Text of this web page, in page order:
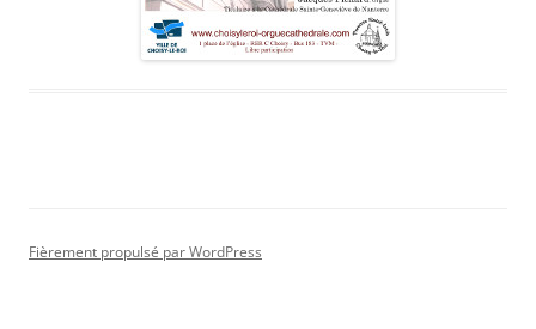
Fièrement propulsé par WordPress